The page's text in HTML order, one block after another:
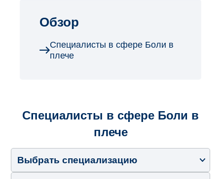
Обзор
Специалисты в сфере Боли в
плече
Специалисты в сфере Боли в
плече
Выбрать специализацию
Выберите страну